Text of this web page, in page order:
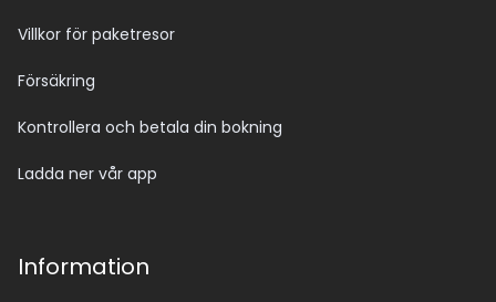
Villkor för paketresor
Försäkring
Kontrollera och betala din bokning
Ladda ner vår app
Information